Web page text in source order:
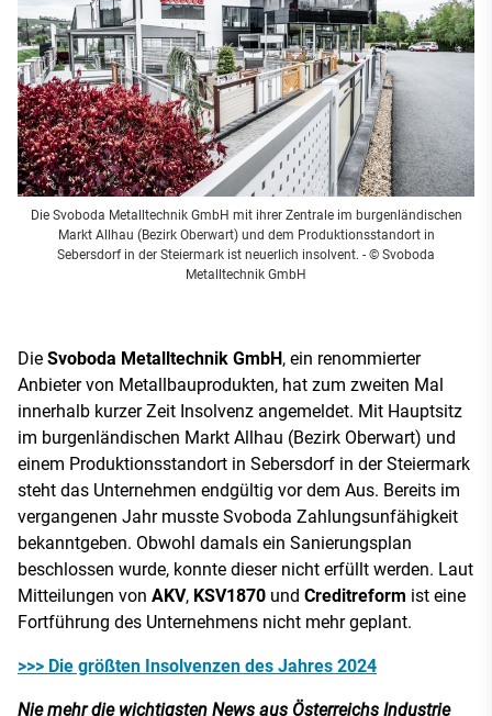
Die Svoboda Metalltechnik GmbH mit ihrer Zentrale im burgenländischen
Markt Allhau (Bezirk Oberwart) und dem Produktionsstandort in
Sebersdorf in der Steiermark ist neuerlich insolvent. - © Svoboda
Metalltechnik GmbH
Die Svoboda Metalltechnik GmbH, ein renommierter
Anbieter von Metallbauprodukten, hat zum zweiten Mal
innerhalb kurzer Zeit Insolvenz angemeldet. Mit Hauptsitz
im burgenländischen Markt Allhau (Bezirk Oberwart) und
einem Produktionsstandort in Sebersdorf in der Steiermark
steht das Unternehmen endgültig vor dem Aus. Bereits im
vergangenen Jahr musste Svoboda Zahlungsunfähigkeit
bekanntgeben. Obwohl damals ein Sanierungsplan
beschlossen wurde, konnte dieser nicht erfüllt werden. Laut
Mitteilungen von AKV, KSV1870 und Creditreform ist eine
Fortführung des Unternehmens nicht mehr geplant.
>>> Die größten Insolvenzen des Jahres 2024
Nie mehr die wichtigsten News aus Österreichs Industrie